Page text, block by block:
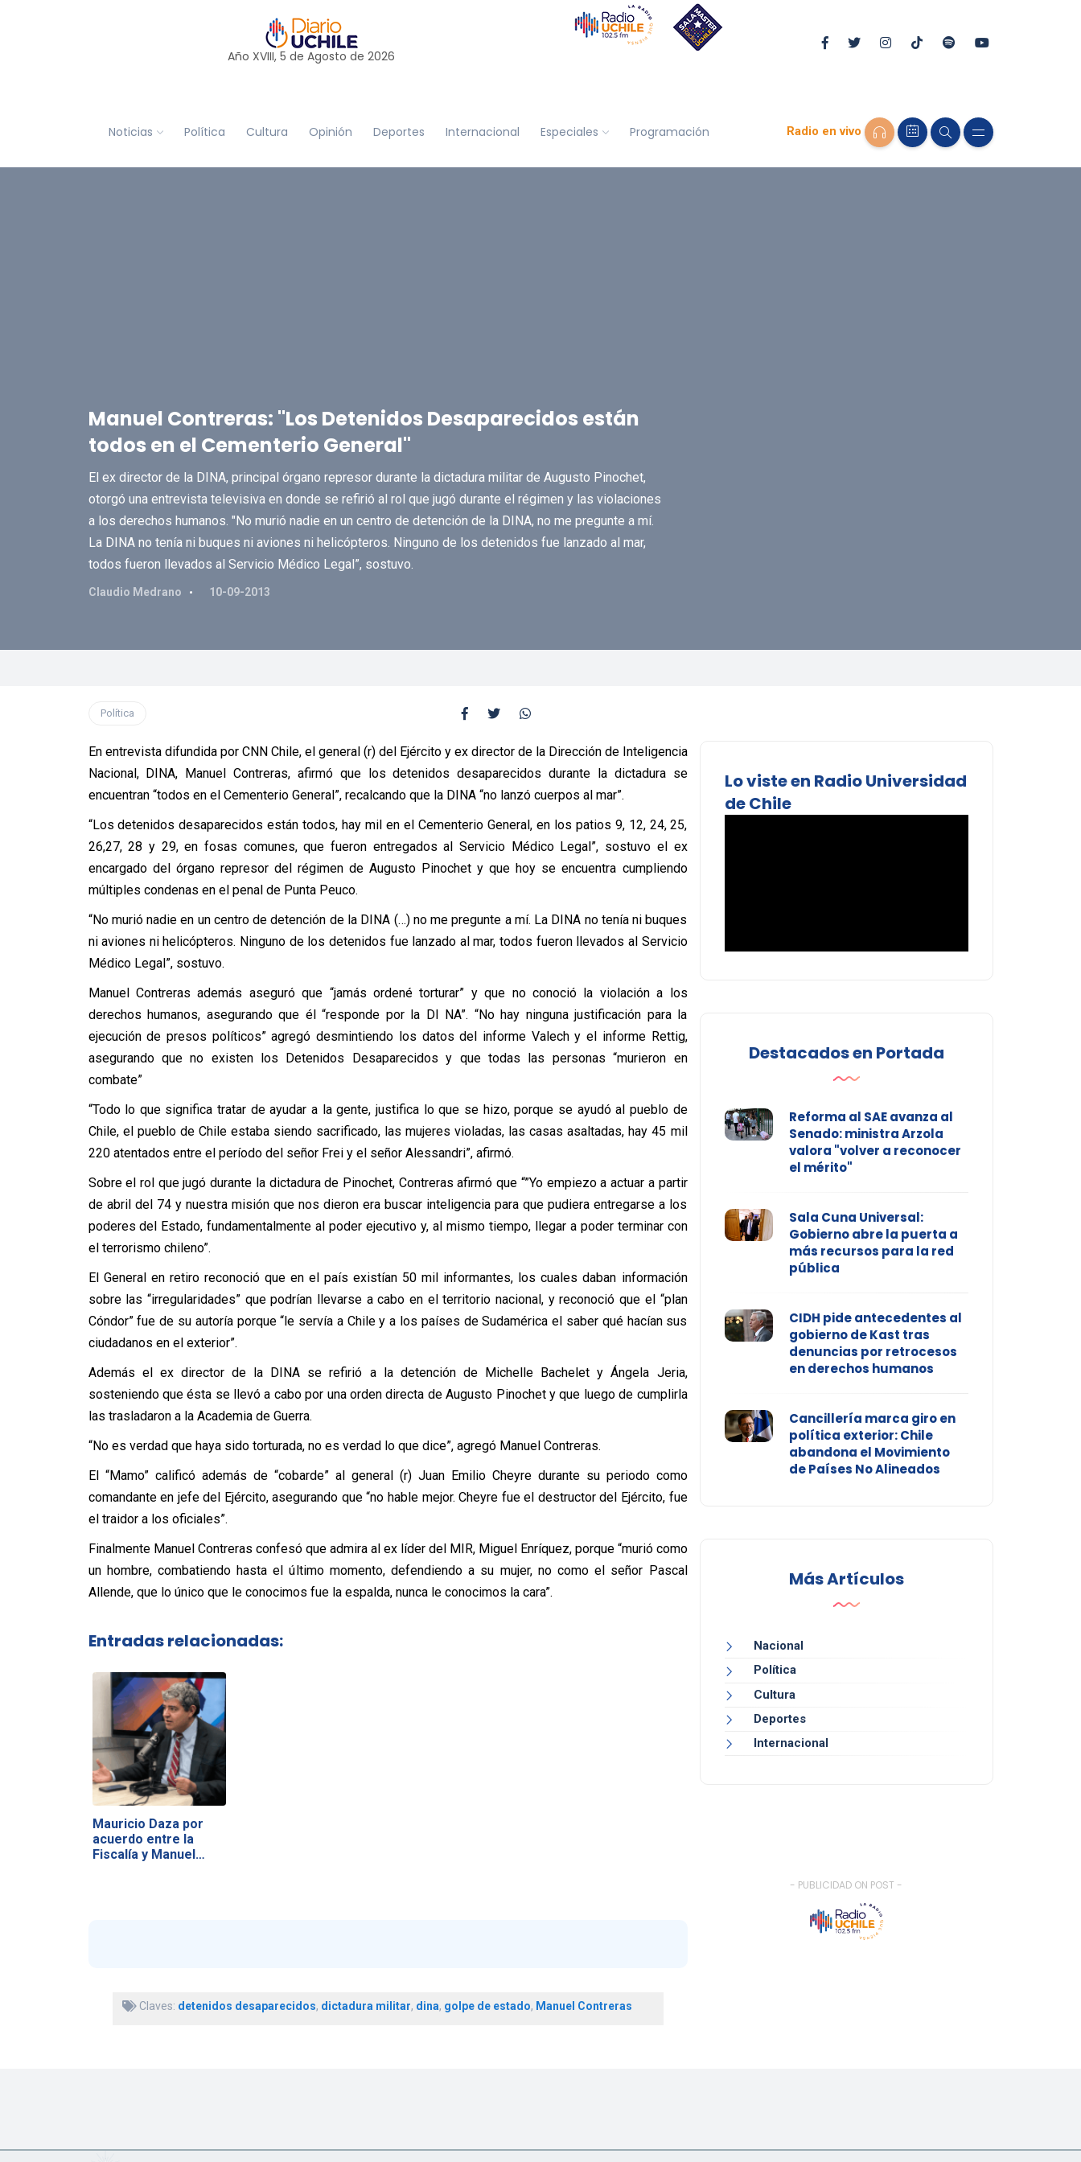
Año XVIII, 5 de Agosto de 2026
Noticias Política Cultura Opinión Deportes Internacional Especiales Programación Radio en vivo
Manuel Contreras: "Los Detenidos Desaparecidos están
todos en el Cementerio General"
El ex director de la DINA, principal órgano represor durante la dictadura militar de Augusto Pinochet,
otorgó una entrevista televisiva en donde se refirió al rol que jugó durante el régimen y las violaciones
a los derechos humanos. "No murió nadie en un centro de detención de la DINA, no me pregunte a mí.
La DINA no tenía ni buques ni aviones ni helicópteros. Ninguno de los detenidos fue lanzado al mar,
todos fueron llevados al Servicio Médico Legal”, sostuvo.
Claudio Medrano 10-09-2013
Política
En entrevista difundida por CNN Chile, el general (r) del Ejército y ex director de la Dirección de Inteligencia
Nacional, DINA, Manuel Contreras, afirmó que los detenidos desaparecidos durante la dictadura se
encuentran “todos en el Cementerio General”, recalcando que la DINA “no lanzó cuerpos al mar”.
“Los detenidos desaparecidos están todos, hay mil en el Cementerio General, en los patios 9, 12, 24, 25,
26,27, 28 y 29, en fosas comunes, que fueron entregados al Servicio Médico Legal”, sostuvo el ex
encargado del órgano represor del régimen de Augusto Pinochet y que hoy se encuentra cumpliendo
múltiples condenas en el penal de Punta Peuco.
“No murió nadie en un centro de detención de la DINA (…) no me pregunte a mí. La DINA no tenía ni buques
ni aviones ni helicópteros. Ninguno de los detenidos fue lanzado al mar, todos fueron llevados al Servicio
Médico Legal”, sostuvo.
Manuel Contreras además aseguró que “jamás ordené torturar” y que no conoció la violación a los
derechos humanos, asegurando que él “responde por la DI NA”. “No hay ninguna justificación para la
ejecución de presos políticos” agregó desmintiendo los datos del informe Valech y el informe Rettig,
asegurando que no existen los Detenidos Desaparecidos y que todas las personas “murieron en
combate”
“Todo lo que significa tratar de ayudar a la gente, justifica lo que se hizo, porque se ayudó al pueblo de
Chile, el pueblo de Chile estaba siendo sacrificado, las mujeres violadas, las casas asaltadas, hay 45 mil
220 atentados entre el período del señor Frei y el señor Alessandri”, afirmó.
Sobre el rol que jugó durante la dictadura de Pinochet, Contreras afirmó que “”Yo empiezo a actuar a partir
de abril del 74 y nuestra misión que nos dieron era buscar inteligencia para que pudiera entregarse a los
poderes del Estado, fundamentalmente al poder ejecutivo y, al mismo tiempo, llegar a poder terminar con
el terrorismo chileno”.
El General en retiro reconoció que en el país existían 50 mil informantes, los cuales daban información
sobre las “irregularidades” que podrían llevarse a cabo en el territorio nacional, y reconoció que el “plan
Cóndor” fue de su autoría porque “le servía a Chile y a los países de Sudamérica el saber qué hacían sus
ciudadanos en el exterior”.
Además el ex director de la DINA se refirió a la detención de Michelle Bachelet y Ángela Jeria,
sosteniendo que ésta se llevó a cabo por una orden directa de Augusto Pinochet y que luego de cumplirla
las trasladaron a la Academia de Guerra.
“No es verdad que haya sido torturada, no es verdad lo que dice”, agregó Manuel Contreras.
El “Mamo” calificó además de “cobarde” al general (r) Juan Emilio Cheyre durante su periodo como
comandante en jefe del Ejército, asegurando que “no hable mejor. Cheyre fue el destructor del Ejército, fue
el traidor a los oficiales”.
Finalmente Manuel Contreras confesó que admira al ex líder del MIR, Miguel Enríquez, porque “murió como
un hombre, combatiendo hasta el último momento, defendiendo a su mujer, no como el señor Pascal
Allende, que lo único que le conocimos fue la espalda, nunca le conocimos la cara”.
Entradas relacionadas:
Mauricio Daza por
acuerdo entre la
Fiscalía y Manuel…
Claves: detenidos desaparecidos, dictadura militar, dina, golpe de estado, Manuel Contreras
Lo viste en Radio Universidad
de Chile
Destacados en Portada
Reforma al SAE avanza al
Senado: ministra Arzola
valora "volver a reconocer
el mérito"
Sala Cuna Universal:
Gobierno abre la puerta a
más recursos para la red
pública
CIDH pide antecedentes al
gobierno de Kast tras
denuncias por retrocesos
en derechos humanos
Cancillería marca giro en
política exterior: Chile
abandona el Movimiento
de Países No Alineados
Más Artículos
Nacional
Política
Cultura
Deportes
Internacional
- PUBLICIDAD ON POST -